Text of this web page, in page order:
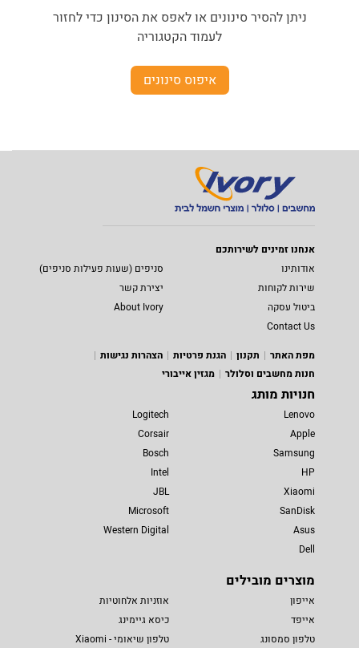
ניתן להסיר סינונים או לאפס את הסינון כדי לחזור
לעמוד הקטגוריה
איפוס סינונים
אנחנו זמינים לשירותכם
אודותינו
סניפים (שעות פעילות סניפים)
שירות לקוחות
יצירת קשר
ביטול עסקה
About Ivory
Contact Us
מפת האתר
תקנון הגנת פרטיות
הצהרות נגישות
חנות מחשבים וסלולר
מגזין אייבורי
חנויות מותג
Lenovo
Apple
Samsung
HP
Xiaomi
SanDisk
Asus
Dell
Logitech
Corsair
Bosch
Intel
JBL
Microsoft
Western Digital
מוצרים מובילים
אייפון
אייפד
טלפון סמסונג
אוזניות אלחוטיות
כיסא גיימינג
טלפון שיאומי - Xiaomi